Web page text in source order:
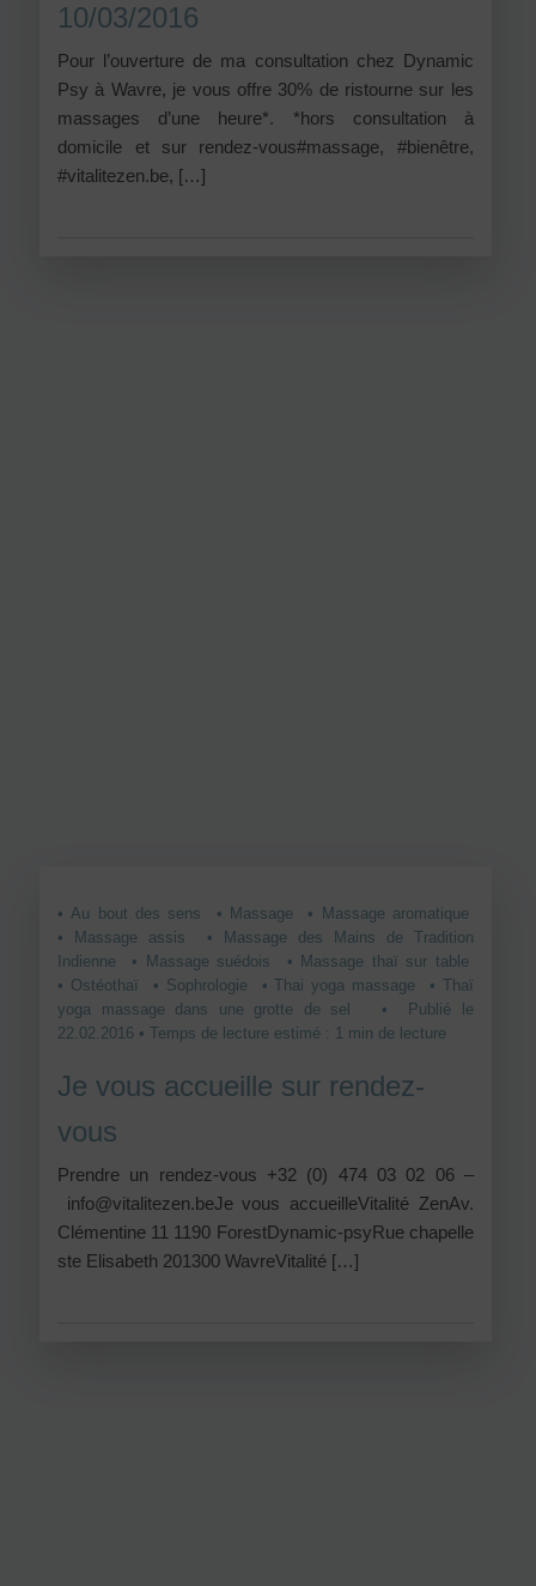
10/03/2016
Pour l’ouverture de ma consultation chez Dynamic
Psy à Wavre, je vous offre 30% de ristourne sur les
massages d’une heure*. *hors consultation à
domicile et sur rendez-vous#massage, #bienêtre,
‪#‎vitalitezen.be, […]
• Au bout des sens • Massage
• Massage aromatique
• Massage assis
• Massage des Mains de Tradition
Indienne
• Massage suédois
• Massage thaï sur table
• Ostéothaï
• Sophrologie • Thai yoga massage
• Thaï
yoga massage dans une grotte de sel
• Publié le
22.02.2016 • Temps de lecture estimé : 1 min de lecture
Je vous accueille sur rendez-
vous
Prendre un rendez-vous +32 (0) 474 03 02 06 –
info@vitalitezen.beJe vous accueilleVitalité ZenAv.
Clémentine 11 1190 ForestDynamic-psyRue chapelle
ste Elisabeth 201300 WavreVitalité […]